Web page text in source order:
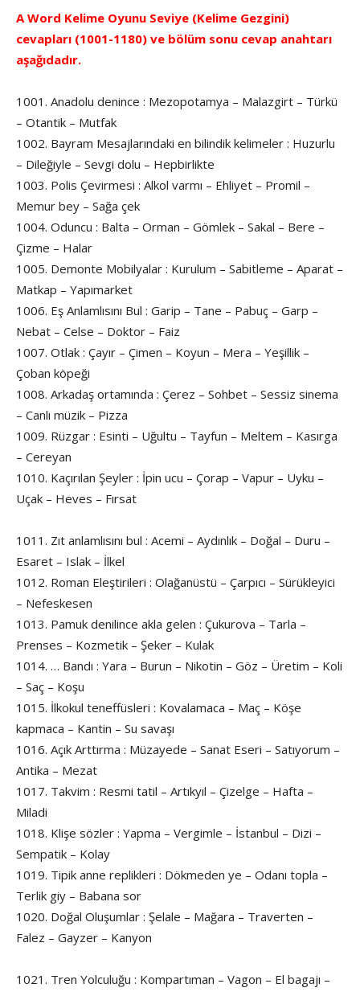
A Word Kelime Oyunu Seviye (Kelime Gezgini)
cevapları (1001-1180) ve bölüm sonu cevap anahtarı
aşağıdadır.
1001. Anadolu denince : Mezopotamya – Malazgirt – Türkü
– Otantik – Mutfak
1002. Bayram Mesajlarındaki en bilindik kelimeler : Huzurlu
– Dileğiyle – Sevgi dolu – Hepbirlikte
1003. Polis Çevirmesi : Alkol varmı – Ehliyet – Promil –
Memur bey – Sağa çek
1004. Oduncu : Balta – Orman – Gömlek – Sakal – Bere –
Çizme – Halar
1005. Demonte Mobilyalar : Kurulum – Sabitleme – Aparat –
Matkap – Yapımarket
1006. Eş Anlamlısını Bul : Garip – Tane – Pabuç – Garp –
Nebat – Celse – Doktor – Faiz
1007. Otlak : Çayır – Çimen – Koyun – Mera – Yeşillik –
Çoban köpeği
1008. Arkadaş ortamında : Çerez – Sohbet – Sessiz sinema
– Canlı müzik – Pizza
1009. Rüzgar : Esinti – Uğultu – Tayfun – Meltem – Kasırga
– Cereyan
1010. Kaçırılan Şeyler : İpin ucu – Çorap – Vapur – Uyku –
Uçak – Heves – Fırsat
1011. Zıt anlamlısını bul : Acemi – Aydınlık – Doğal – Duru –
Esaret – Islak – İlkel
1012. Roman Eleştirileri : Olağanüstü – Çarpıcı – Sürükleyici
– Nefeskesen
1013. Pamuk denilince akla gelen : Çukurova – Tarla –
Prenses – Kozmetik – Şeker – Kulak
1014. … Bandı : Yara – Burun – Nikotin – Göz – Üretim – Koli
– Saç – Koşu
1015. İlkokul teneffüsleri : Kovalamaca – Maç – Köşe
kapmaca – Kantin – Su savaşı
1016. Açık Arttırma : Müzayede – Sanat Eseri – Satıyorum –
Antika – Mezat
1017. Takvim : Resmi tatil – Artıkyıl – Çizelge – Hafta –
Miladi
1018. Klişe sözler : Yapma – Vergimle – İstanbul – Dizi –
Sempatik – Kolay
1019. Tipik anne replikleri : Dökmeden ye – Odanı topla –
Terlik giy – Babana sor
1020. Doğal Oluşumlar : Şelale – Mağara – Traverten –
Falez – Gayzer – Kanyon
1021. Tren Yolculuğu : Kompartıman – Vagon – El bagajı –